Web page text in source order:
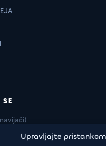
Upravljajte pristankom
SE
Klub(firme)